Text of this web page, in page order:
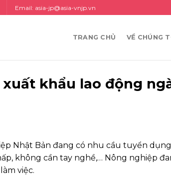
Email: asia-jp@asia-vnjp.vn
TRANG CHỦ VỀ CHÚNG
xuất khẩu lao động
Nhật Bản đang có nhu cầu tuyển
không cần tay nghề,… Nông nghiệp
việc.